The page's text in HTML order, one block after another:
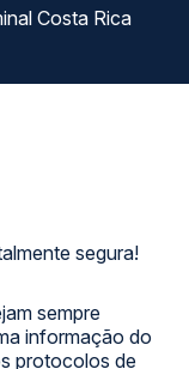
segura!
sempre
informação do
protocolos de
La terminal Costa Rica